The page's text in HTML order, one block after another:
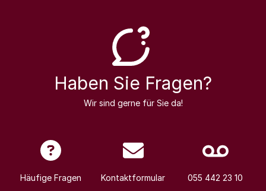
Haben Sie Fragen?
Wir sind gerne für Sie da!
Häufige Fragen Kontaktformular 055 442 23 10